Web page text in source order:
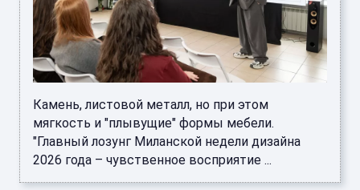
Камень, листовой металл, но при этом
мягкость и "плывущие" формы мебели.
"Главный лозунг Миланской недели дизайна
2026 года – чувственное восприятие ...